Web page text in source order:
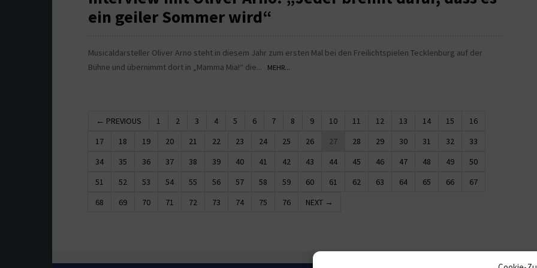
ein geiler Sommer wird“
Musicaldarsteller Oliver Arno steht in diesem Jahr zum ersten Mal bei den Freilichtspielen Tecklenburg auf der
Bühne und übernimmt dort in „Mamma Mia!“ die...
MEHR...
← PREVIOUS 1 2 3 4 5 6 7 8 9 10 11 12 13 14 15
16
17
18 19 20 21 22 23 24 25 26 27 28 29 30 31 32
33
34
35 36 37 38 39 40 41 42 43 44 45 46 47 48 49
50
51
52 53 54 55 56 57 58 59 60 61 62 63 64 65 66
67
68
69 70 71 72 73 74 75 76 NEXT →